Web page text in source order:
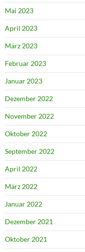
Mai 2023
April 2023
März 2023
Februar 2023
Januar 2023
Dezember 2022
November 2022
Oktober 2022
September 2022
April 2022
März 2022
Januar 2022
Dezember 2021
Oktober 2021